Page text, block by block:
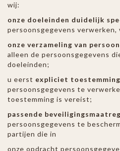
wij:
onze doeleinden duidelijk
persoonsgegevens verwerken,
onze verzameling van
alleen de persoonsgegevens
doeleinden;
u eerst expliciet
persoonsgegevens te
toestemming is vereist;
passende
persoonsgegevens te
partijen die in
onze opdracht